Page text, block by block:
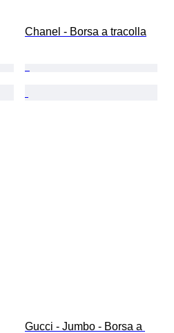
Chanel - Borsa a tracolla
Gucci - Jumbo - Borsa a